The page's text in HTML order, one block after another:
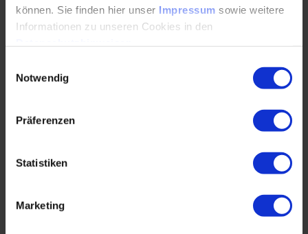
können. Sie finden hier unser Impressum sowie weitere
Informationen zu unseren Cookies in den
Notwendig
Präferenzen
Statistiken
Marketing
Zusammenfassung und Diskussion des ersten
Veranstaltungs-
Werkzeugkonzept, Simulation, innovative
Tolerante und kunststoffgerechte Konstruktion